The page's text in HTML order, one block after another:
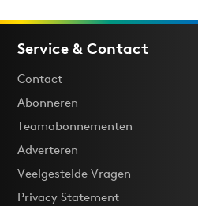
Service & Contact
Contact
Abonneren
Teamabonnementen
Adverteren
Veelgestelde Vragen
Privacy Statement